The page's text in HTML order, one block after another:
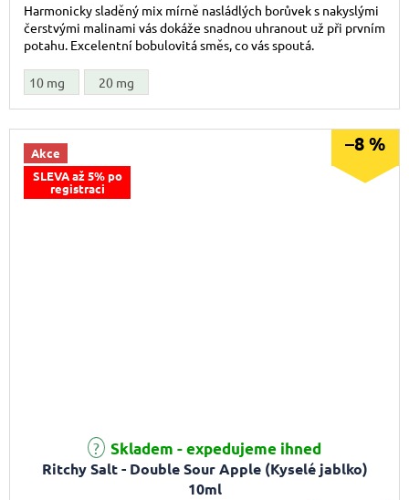
Harmonicky sladěný mix mírně nasládlých borůvek s nakyslými
čerstvými malinami vás dokáže snadnou uhranout už při prvním
potahu. Excelentní bobulovitá směs, co vás spoutá.
10 mg 20 mg
Akce
SLEVA až 5% po
registraci
–8 %
Ritchy Salt - Double Sour Apple (Kyselé jablko)
10ml
Průměrné hodnocení produktu je 4,0 z 5 hvězdiček.
Skladem - expedujeme ihned